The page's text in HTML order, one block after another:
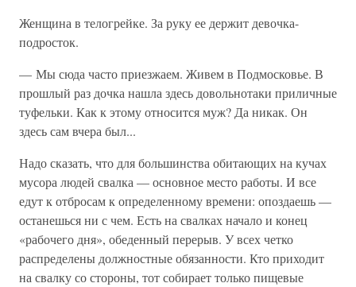
Женщина в телогрейке. За руку ее держит девочка-
подросток.
— Мы сюда часто приезжаем. Живем в Подмосковье. В
прошлый раз дочка нашла здесь довольнотаки приличные
туфельки. Как к этому относится муж? Да никак. Он
здесь сам вчера был...
Надо сказать, что для большинства обитающих на кучах
мусора людей свалка — основное место работы. И все
едут к отбросам к определенному времени: опоздаешь —
останешься ни с чем. Есть на свалках начало и конец
«рабочего дня», обеденный перерыв. У всех четко
распределены должностные обязанности. Кто приходит
на свалку со стороны, тот собирает только пищевые